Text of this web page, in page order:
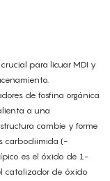
para licuar MDI y
de fosfina orgánica
a una
cambie y forme
carbodiimida (-
es el óxido de 1-
catalizador de óxido